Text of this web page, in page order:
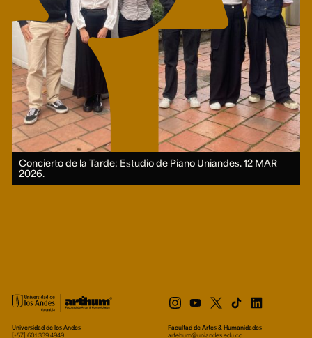
Concierto de la Tarde: Estudio de Piano Uniandes.12 MAR
2026.
Universidad de los Andes
[+57] 601 339 4949
Facultad de Artes & Humanidades
artehum@uniandes.edu.co